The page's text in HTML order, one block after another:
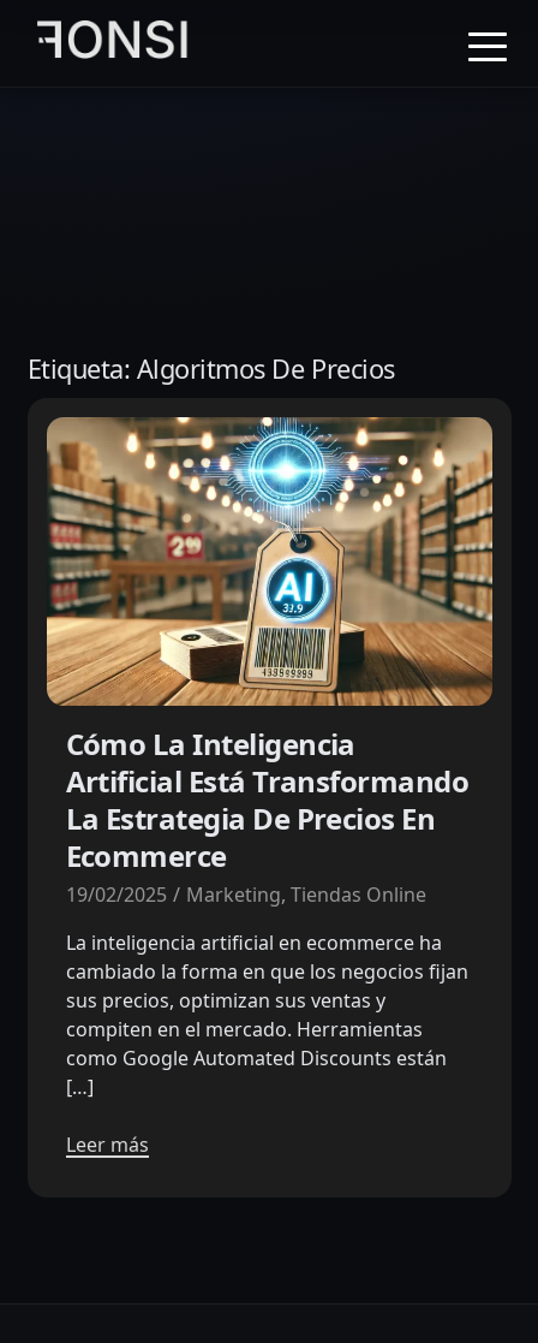
contenido
Etiqueta: Algoritmos De Precios
Cómo La Inteligencia
Artificial Está Transformando
La Estrategia De Precios En
Ecommerce
19/02/2025 Marketing, Tiendas Online
La inteligencia artificial en ecommerce ha
cambiado la forma en que los negocios fijan
sus precios, optimizan sus ventas y
compiten en el mercado. Herramientas
como Google Automated Discounts están
[…]
Leer más